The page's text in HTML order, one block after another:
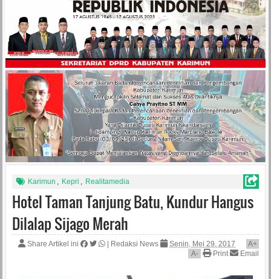
Karimun , Kepri , Realitamedia
Hotel Taman Tanjung Batu, Kundur Hangus
Dilalap Sijago Merah
Share Artikel ini Redaksi News Senin, Mei 29, 2017 A+
A- Print Email